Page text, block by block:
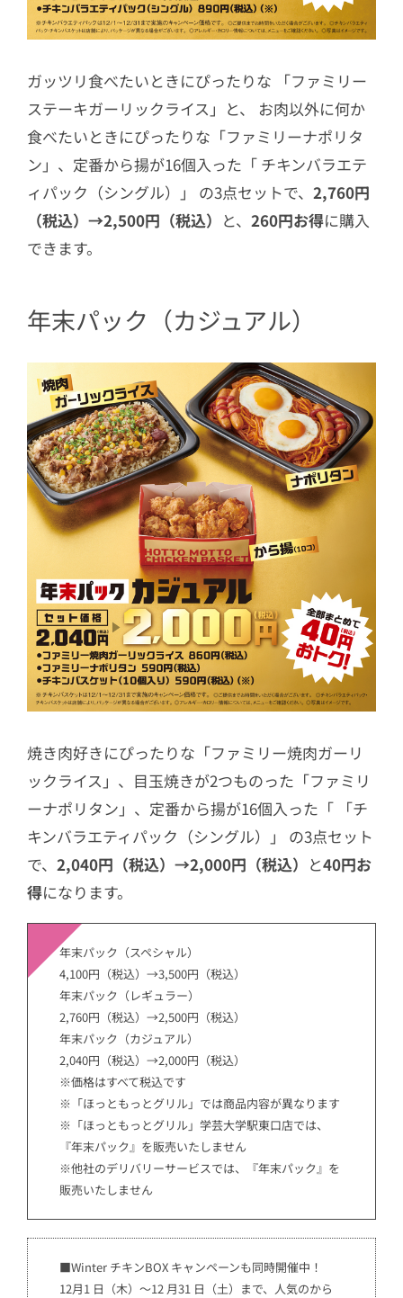
ガッツリ食べたいときにぴったりな 「ファミリー
ステーキガーリックライス」と、 お肉以外に何か
食べたいときにぴったりな「ファミリーナポリタ
ン」、定番から揚が16個入った「 チキンバラエテ
ィパック（シングル）」 の3点セットで、 2,760円
（税込）→2,500円（税込） と、 260円お得に購入
できます。
年末パック（カジュアル）
焼き肉好きにぴったりな「ファミリー焼肉ガーリ
ックライス」、目玉焼きが2つものった「ファミリ
ーナポリタン」、定番から揚が16個入った「 「チ
キンバラエティパック（シングル）」 の3点セット
で、 2,040円（税込）→2,000円（税込） と40円お
得になります。
年末パック（スペシャル）
4,100円（税込）→3,500円（税込）
年末パック（レギュラー）
2,760円（税込）→2,500円（税込）
年末パック（カジュアル）
2,040円（税込）→2,000円（税込）
※価格はすべて税込です
※「ほっともっとグリル」では商品内容が異なります
※「ほっともっとグリル」学芸大学駅東口店では、
『年末パック』を販売いたしません
※他社のデリバリーサービスでは、『年末パック』を
販売いたしません
■Winter チキンBOX キャンペーンも同時開催中！
12月1 日（木）～12 月31 日（土）まで、人気のから